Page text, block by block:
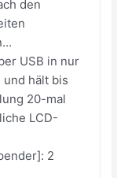
den
USB in nur
hält bis
20-mal
LCD-
2